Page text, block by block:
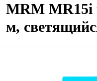
MRM MR15i
м,